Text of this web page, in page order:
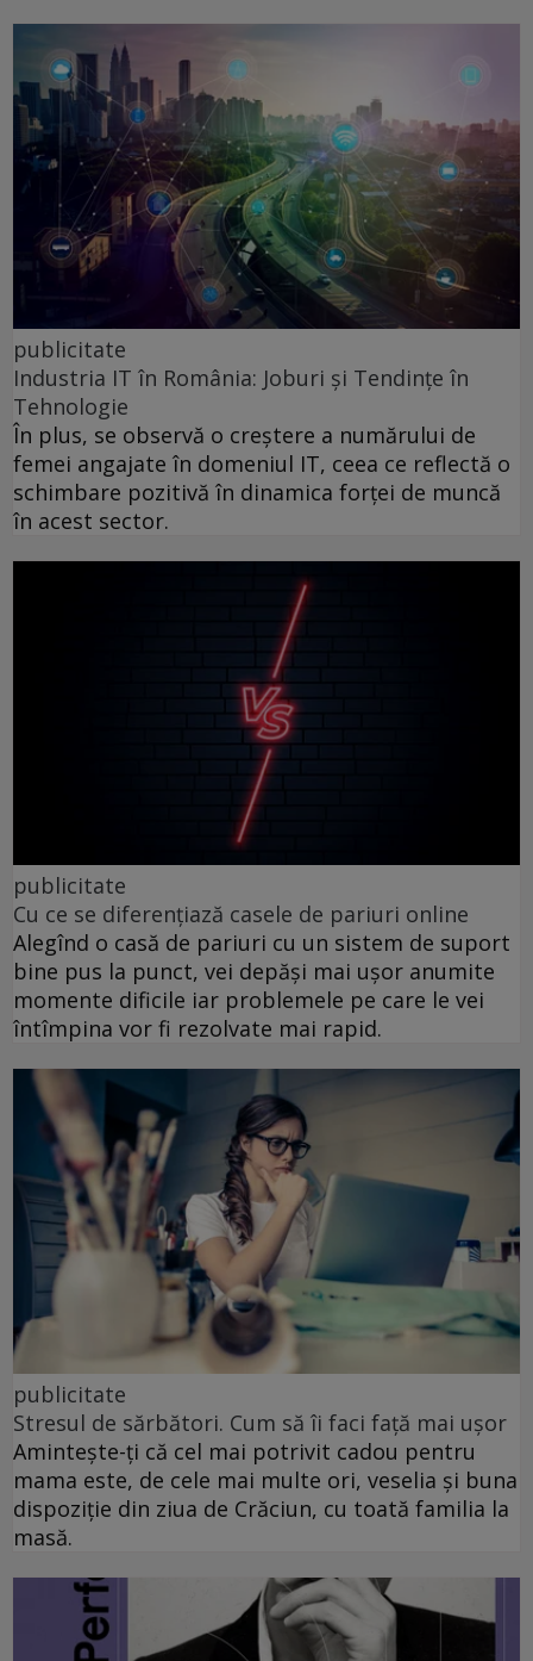
publicitate
Industria IT în România: Joburi și Tendințe în
Tehnologie
În plus, se observă o creștere a numărului de
femei angajate în domeniul IT, ceea ce reflectă o
schimbare pozitivă în dinamica forței de muncă
în acest sector.
publicitate
Cu ce se diferențiază casele de pariuri online
Alegînd o casă de pariuri cu un sistem de suport
bine pus la punct, vei depăși mai ușor anumite
momente dificile iar problemele pe care le vei
întîmpina vor fi rezolvate mai rapid.
publicitate
Stresul de sărbători. Cum să îi faci față mai ușor
Amintește-ți că cel mai potrivit cadou pentru
mama este, de cele mai multe ori, veselia și buna
dispoziție din ziua de Crăciun, cu toată familia la
masă.